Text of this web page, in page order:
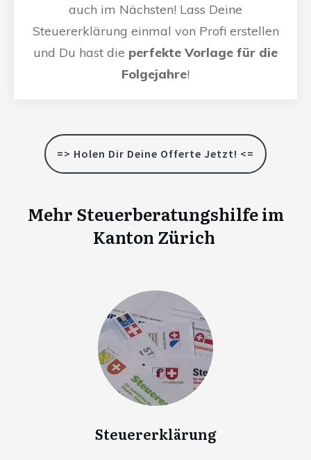
auch im Nächsten! Lass Deine
Steuererklärung einmal von Profi erstellen
und Du hast die perfekte Vorlage für die
Folgejahre!
=> Holen Dir Deine Offerte Jetzt! <=
Mehr Steuerberatungshilfe im
Kanton Zürich
Steuererklärung